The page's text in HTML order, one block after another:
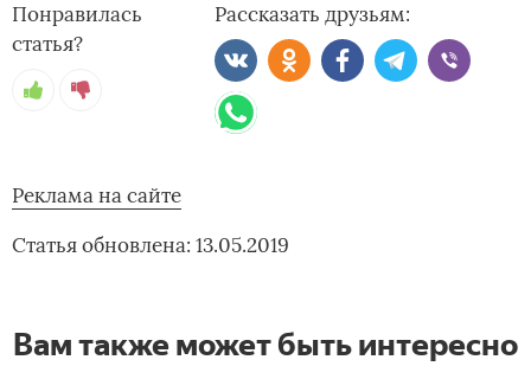
Понравилась
статья?
Рассказать друзьям:
Реклама на сайте
Статья обновлена: 13.05.2019
Вам также может быть интересно